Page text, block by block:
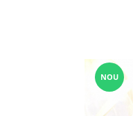
NOU